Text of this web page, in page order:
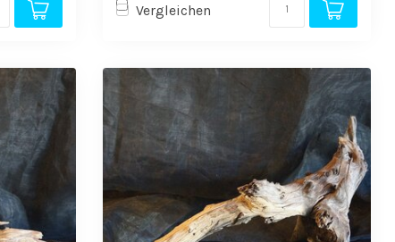
Vergleichen